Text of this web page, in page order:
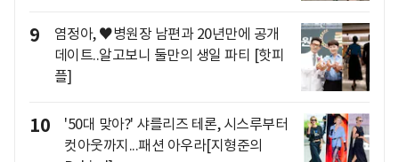
9
염정아, ♥병원장 남편과 20년만에 공개
데이트..알고보니 둘만의 생일 파티 [핫피
플]
10
'50대 맞아?' 샤를리즈 테론, 시스루부터
컷아웃까지...패션 아우라[지형준의